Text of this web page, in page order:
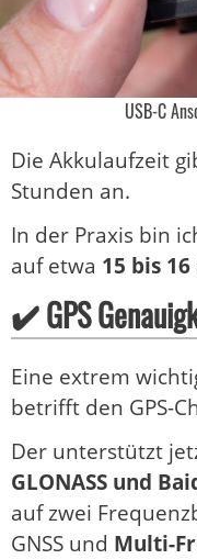
USB-C
Die Akkulaufzeit
Stunden an.
In der Praxis bin
auf etwa 15 bis
✔️ GPS
Eine extrem
betrifft den GPS-
Der unterstützt
GLONASS und
auf zwei
GNSS und Multi-